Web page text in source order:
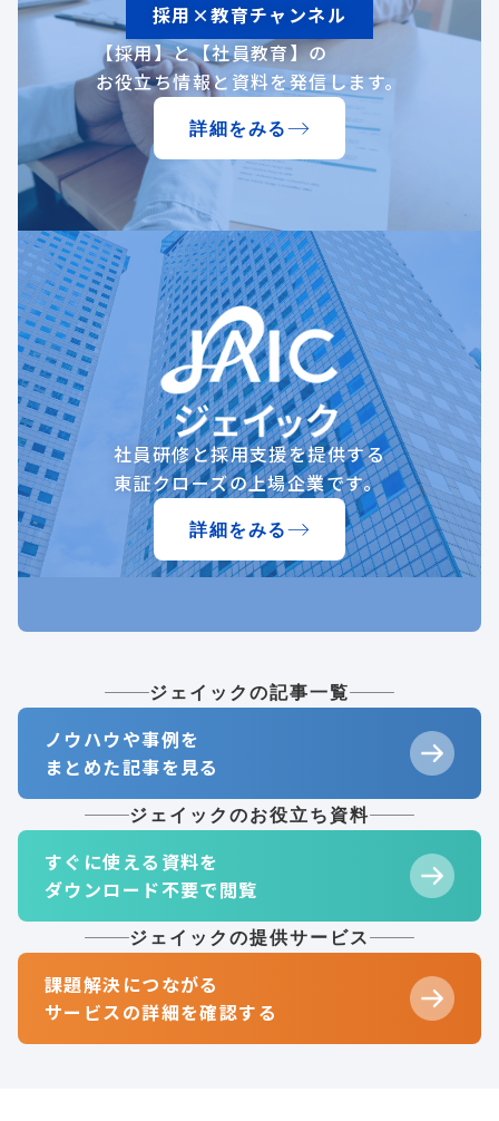
採用×教育チャンネル
【採用】と【社員教育】の
お役立ち情報と資料を発信します。
詳細をみる
社員研修と採用支援を提供する
東証クローズの上場企業です。
詳細をみる
ジェイックの記事一覧
ノウハウや事例を
まとめた記事を見る
ジェイックのお役立ち資料
すぐに使える資料を
ダウンロード不要で閲覧
ジェイックの提供サービス
課題解決につながる
サービスの詳細を確認する